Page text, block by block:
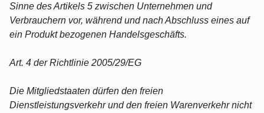
Sinne des Artikels 5 zwischen Unternehmen und
Verbrauchern vor, während und nach Abschluss eines auf
ein Produkt bezogenen Handelsgeschäfts.
Art. 4 der Richtlinie 2005/29/EG
Die Mitgliedstaaten dürfen den freien
Dienstleistungsverkehr und den freien Warenverkehr nicht